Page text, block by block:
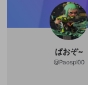
ぱおぞ~
@Paospl00